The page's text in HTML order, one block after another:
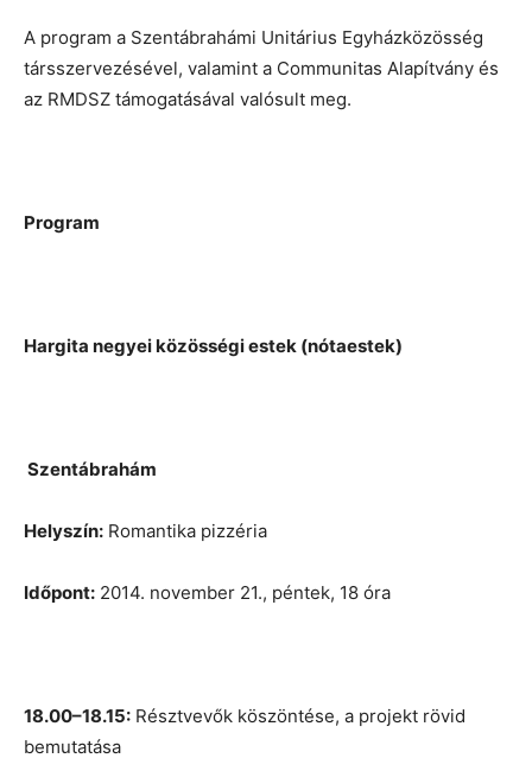
A program a Szentábrahámi Unitárius Egyházközösség
társszervezésével, valamint a Communitas Alapítvány és
az RMDSZ támogatásával valósult meg.
Program
Hargita negyei közösségi estek (nótaestek)
Szentábrahám
Helyszín: Romantika pizzéria
Időpont: 2014. november 21., péntek, 18 óra
18.00–18.15: Résztvevők köszöntése, a projekt rövid
bemutatása